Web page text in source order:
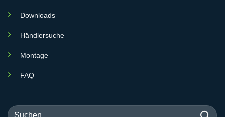
Downloads
Händlersuche
Montage
FAQ
Suchen